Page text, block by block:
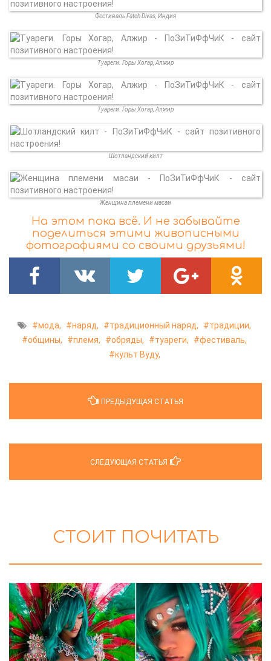
Фестиваль Fateh Divas, Индия
Туареги. Горы Хогар, Алжир
Туареги. Горы Хогар, Алжир
Шотландский килт
Женщина племени масаи
На этом пока всё. И не забывайте
поделиться этими живописными
фотографиями со своими друзьями!
мода, наряд, традиционный наряд,
традиции,
общины,
племя, обряды, туареги,
фестиваль,
культ Вуду,
ПРЕДЫДУЩАЯ СТАТЬЯ
СЛЕДУЮЩАЯ СТАТЬЯ
СТОИТ ПОЧИТАТЬ